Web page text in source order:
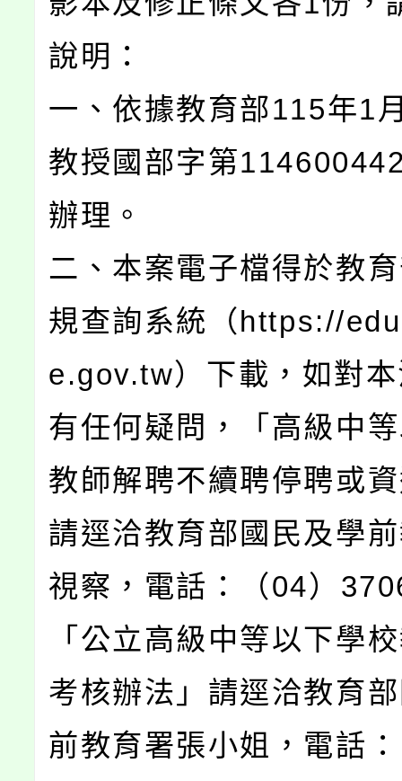
說明：
一、依據教育部115年1
教授國部字第
辦理。
二、本案電子檔得於教
規查詢系統（https://
e.gov.tw）下載，如對
有任何疑問，「高級中
教師解聘不續聘停聘或
請逕洽教育部國民及學
視察，電話：（04）
「公立高級中等以下學
考核辦法」請逕洽教育
前教育署張小姐，電話